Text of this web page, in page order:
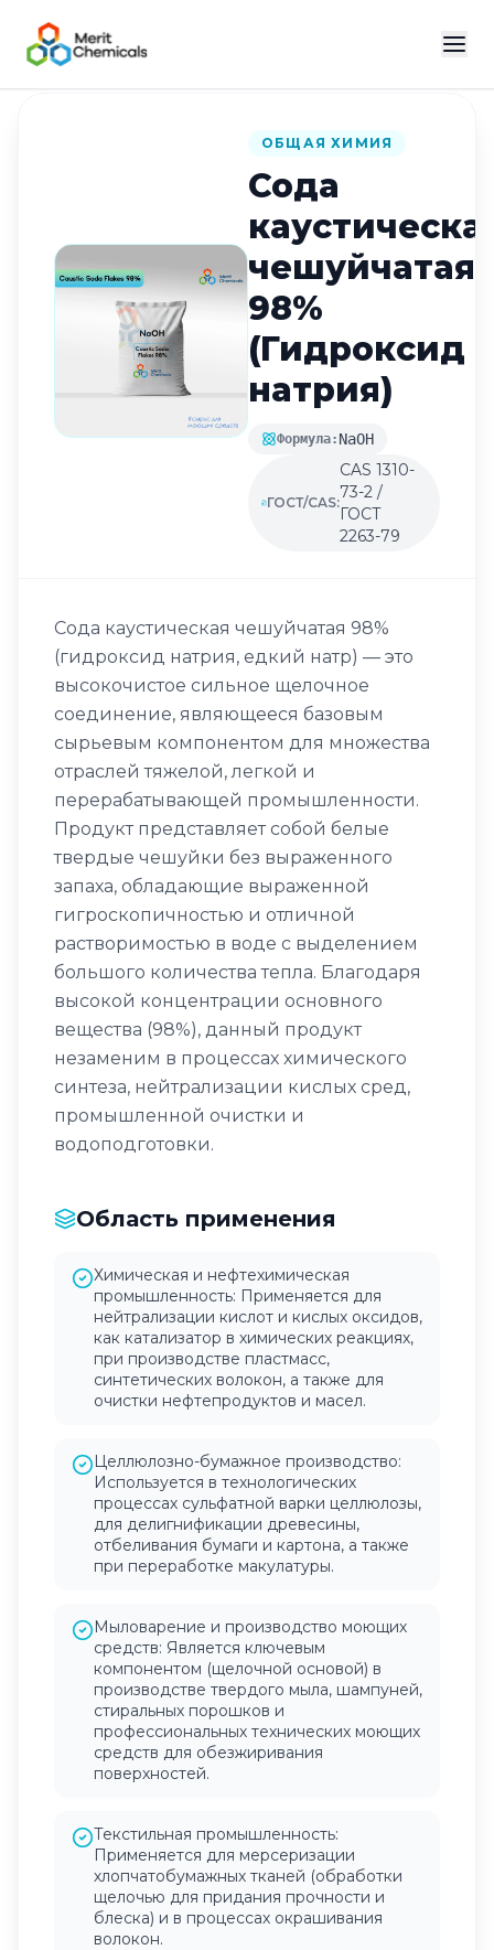
Назад в каталог
ОБЩАЯ ХИМИЯ
Сода
чешуйчатая
98%
(Гидроксид
натрия)
Формула: NaOH
ГОСТ/CAS:
CAS 1310-
73-2 /
ГОСТ
2263-79
Сода каустическая чешуйчатая 98%
(гидроксид натрия, едкий натр) — это
высокочистое сильное щелочное
соединение, являющееся базовым
сырьевым компонентом для множества
отраслей тяжелой, легкой и
перерабатывающей промышленности.
Продукт представляет собой белые
твердые чешуйки без выраженного
запаха, обладающие выраженной
гигроскопичностью и отличной
растворимостью в воде с выделением
большого количества тепла. Благодаря
высокой концентрации основного
вещества (98%), данный продукт
незаменим в процессах химического
синтеза, нейтрализации кислых сред,
промышленной очистки и
водоподготовки.
Область применения
Химическая и нефтехимическая
промышленность: Применяется для
нейтрализации кислот и кислых оксидов,
как катализатор в химических реакциях,
при производстве пластмасс,
синтетических волокон, а также для
очистки нефтепродуктов и масел.
Целлюлозно-бумажное производство:
Используется в технологических
процессах сульфатной варки целлюлозы,
для делигнификации древесины,
отбеливания бумаги и картона, а также
при переработке макулатуры.
Мыловарение и производство моющих
средств: Является ключевым
компонентом (щелочной основой) в
производстве твердого мыла, шампуней,
стиральных порошков и
профессиональных технических моющих
средств для обезжиривания
поверхностей.
Текстильная промышленность:
Применяется для мерсеризации
хлопчатобумажных тканей (обработки
щелочью для придания прочности и
блеска) и в процессах окрашивания
волокон.